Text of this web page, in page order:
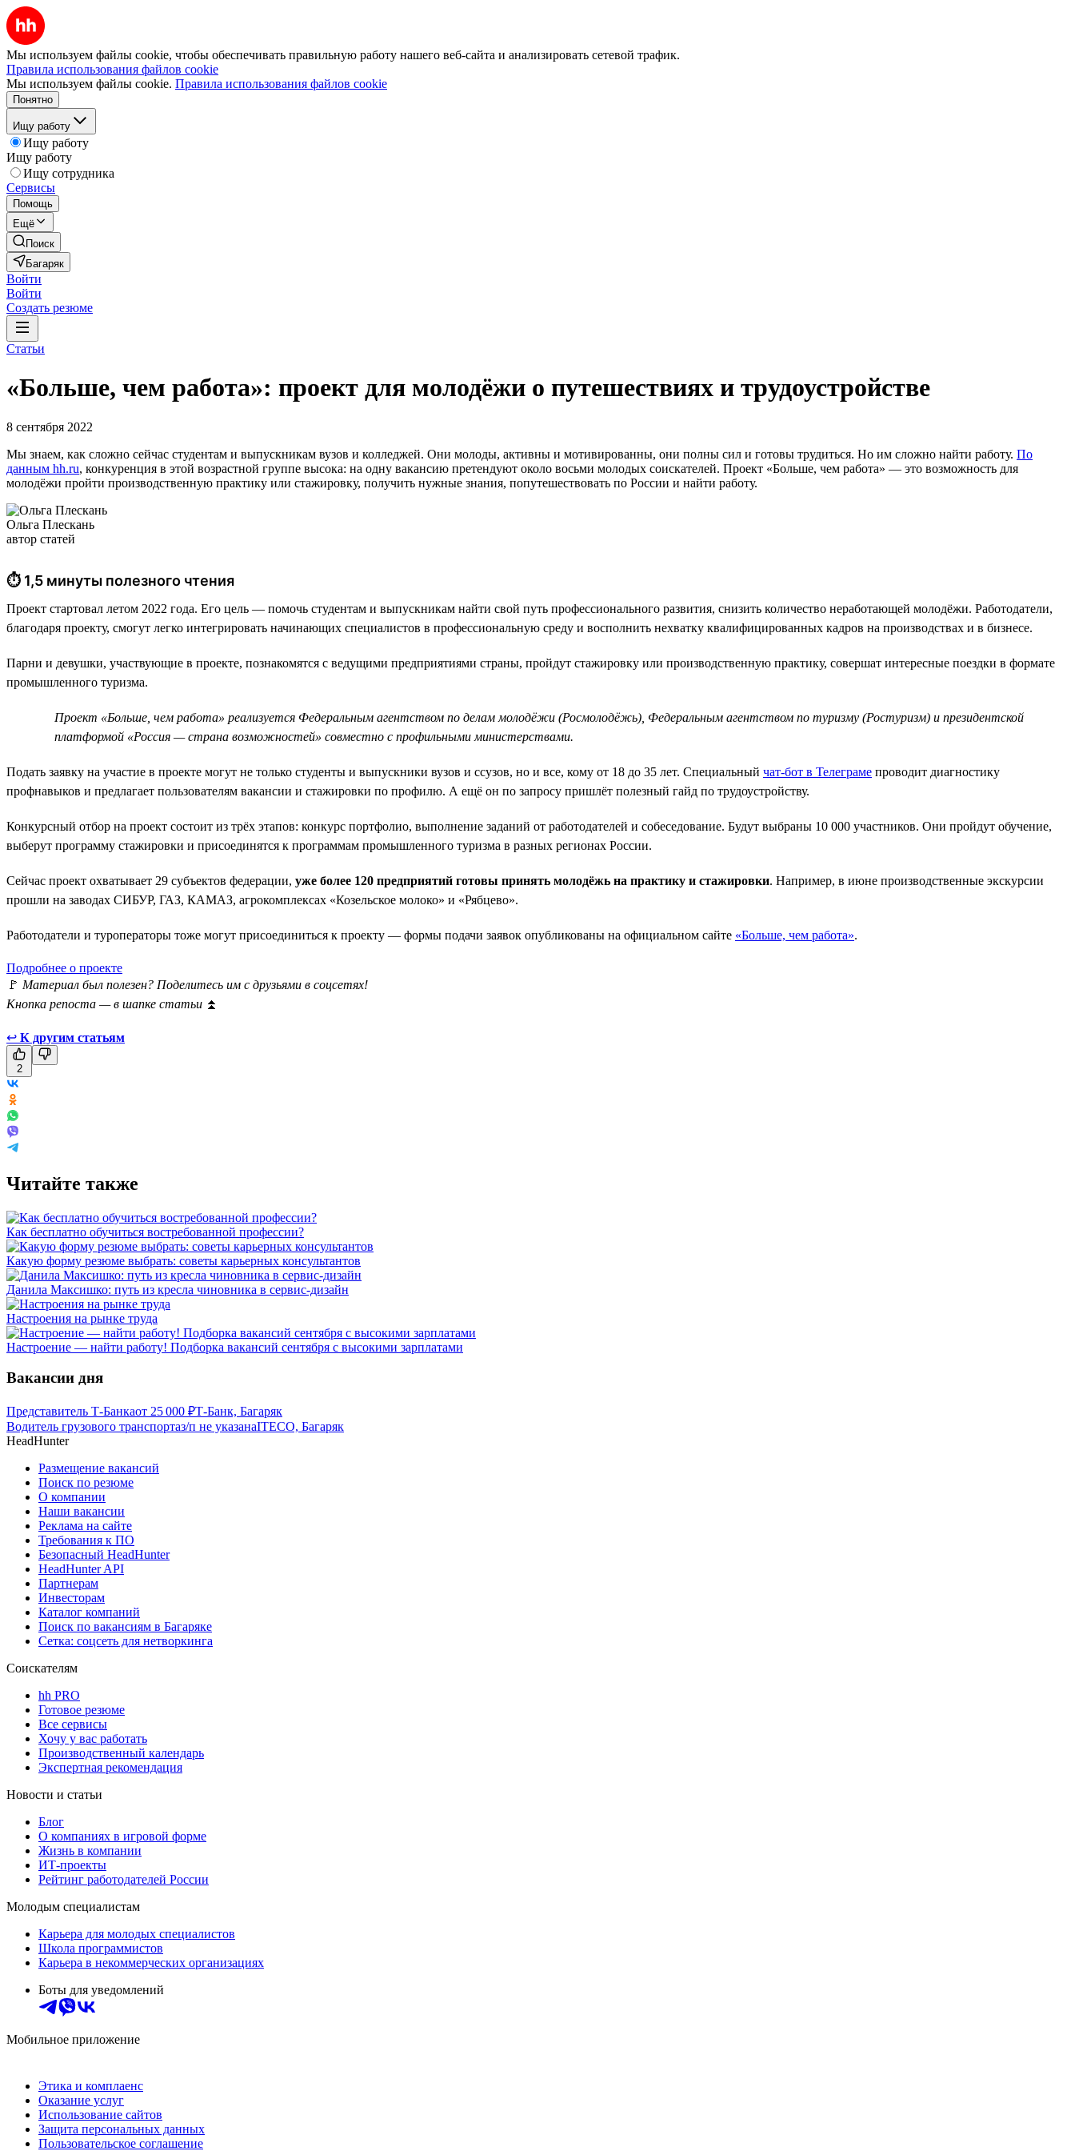
Мы используем файлы cookie, чтобы обеспечивать правильную работу нашего веб-сайта и анализировать сетевой трафик.
Правила использования файлов cookie
Мы используем файлы cookie. Правила использования файлов cookie
Понятно
Ищу работу
Ищу работу
Ищу работу
Ищу сотрудника
Сервисы
Помощь
Ещё
Поиск
Багаряк
Войти
Войти
Создать резюме
Статьи
«Больше, чем работа»: проект для молодёжи о путешествиях и трудоустройстве
8 сентября 2022
Мы знаем, как сложно сейчас студентам и выпускникам вузов и колледжей. Они молоды, активны и мотивированны, они полны сил и готовы трудиться. Но им сложно найти работу. По
данным hh.ru, конкуренция в этой возрастной группе высока: на одну вакансию претендуют около восьми молодых соискателей. Проект «Больше, чем работа» — это возможность для
молодёжи пройти производственную практику или стажировку, получить нужные знания, попутешествовать по России и найти работу.
Ольга Плескань
автор статей
⏱ 1,5 минуты полезного чтения
Проект стартовал летом 2022 года. Его цель — помочь студентам и выпускникам найти свой путь профессионального развития, снизить количество неработающей молодёжи. Работодатели,
благодаря проекту, смогут легко интегрировать начинающих специалистов в профессиональную среду и восполнить нехватку квалифицированных кадров на производствах и в бизнесе.
Парни и девушки, участвующие в проекте, познакомятся с ведущими предприятиями страны, пройдут стажировку или производственную практику, совершат интересные поездки в формате
промышленного туризма.
Проект «Больше, чем работа» реализуется Федеральным агентством по делам молодёжи (Росмолодёжь), Федеральным агентством по туризму (Ростуризм) и президентской
платформой «Россия — страна возможностей» совместно с профильными министерствами.
Подать заявку на участие в проекте могут не только студенты и выпускники вузов и ссузов, но и все, кому от 18 до 35 лет. Специальный чат-бот в Телеграме проводит диагностику
профнавыков и предлагает пользователям вакансии и стажировки по профилю. А ещё он по запросу пришлёт полезный гайд по трудоустройству.
Конкурсный отбор на проект состоит из трёх этапов: конкурс портфолио, выполнение заданий от работодателей и собеседование. Будут выбраны 10 000 участников. Они пройдут обучение,
выберут программу стажировки и присоединятся к программам промышленного туризма в разных регионах России.
Сейчас проект охватывает 29 субъектов федерации, уже более 120 предприятий готовы принять молодёжь на практику и стажировки. Например, в июне производственные экскурсии
прошли на заводах СИБУР, ГАЗ, КАМАЗ, агрокомплексах «Козельское молоко» и «Рябцево».
Работодатели и туроператоры тоже могут присоединиться к проекту — формы подачи заявок опубликованы на официальном сайте «Больше, чем работа».
Подробнее о проекте
🚩 Материал был полезен? Поделитесь им с друзьями в соцсетях!
Кнопка репоста — в шапке статьи ⏫
↩ К другим статьям
2
Читайте также
Как бесплатно обучиться востребованной профессии?
Какую форму резюме выбрать: советы карьерных консультантов
Данила Максишко: путь из кресла чиновника в сервис-дизайн
Настроения на рынке труда
Настроение — найти работу! Подборка вакансий сентября с высокими зарплатами
Вакансии дня
Представитель Т-Банкаот 25 000 ₽Т-Банк, Багаряк
Водитель грузового транспортаз/п не указанаITECO, Багаряк
HeadHunter
Размещение вакансий
Поиск по резюме
О компании
Наши вакансии
Реклама на сайте
Требования к ПО
Безопасный HeadHunter
HeadHunter API
Партнерам
Инвесторам
Каталог компаний
Поиск по вакансиям в Багаряке
Сетка: соцсеть для нетворкинга
Соискателям
hh PRO
Готовое резюме
Все сервисы
Хочу у вас работать
Производственный календарь
Экспертная рекомендация
Новости и статьи
Блог
О компаниях в игровой форме
Жизнь в компании
ИТ-проекты
Рейтинг работодателей России
Молодым специалистам
Карьера для молодых специалистов
Школа программистов
Карьера в некоммерческих организациях
Боты для уведомлений
Мобильное приложение
Этика и комплаенс
Оказание услуг
Использование сайтов
Защита персональных данных
Пользовательское соглашение